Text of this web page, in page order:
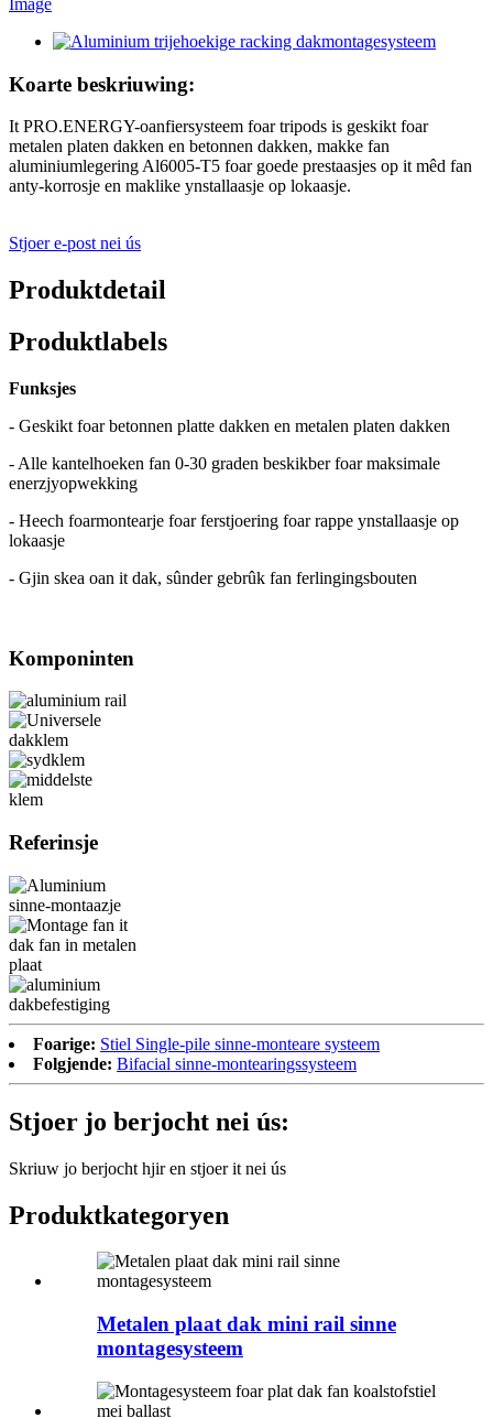
Koarte beskriuwing:
It PRO.ENERGY-oanfiersysteem foar tripods is geskikt foar
metalen platen dakken en betonnen dakken, makke fan
aluminiumlegering Al6005-T5 foar goede prestaasjes op it mêd fan
anty-korrosje en maklike ynstallaasje op lokaasje.
Stjoer e-post nei ús
Produktdetail
Produktlabels
Funksjes
- Geskikt foar betonnen platte dakken en metalen platen dakken
- Alle kantelhoeken fan 0-30 graden beskikber foar maksimale
enerzjyopwekking
- Heech foarmontearje foar ferstjoering foar rappe ynstallaasje op
lokaasje
- Gjin skea oan it dak, sûnder gebrûk fan ferlingingsbouten
Komponinten
Referinsje
Foarige: Stiel Single-pile sinne-monteare systeem
Folgjende: Bifacial sinne-montearingssysteem
Stjoer jo berjocht nei ús:
Skriuw jo berjocht hjir en stjoer it nei ús
Produktkategoryen
Metalen plaat dak mini rail sinne
montagesysteem